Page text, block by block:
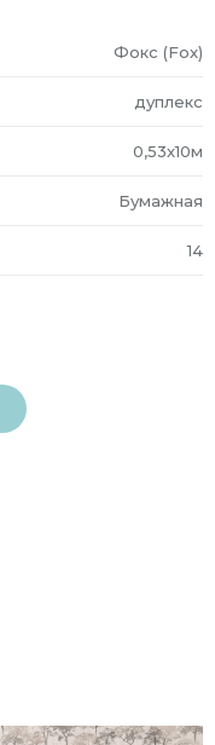
Фокс (Fox)
дуплекс
0,53x10м
Бумажная
14